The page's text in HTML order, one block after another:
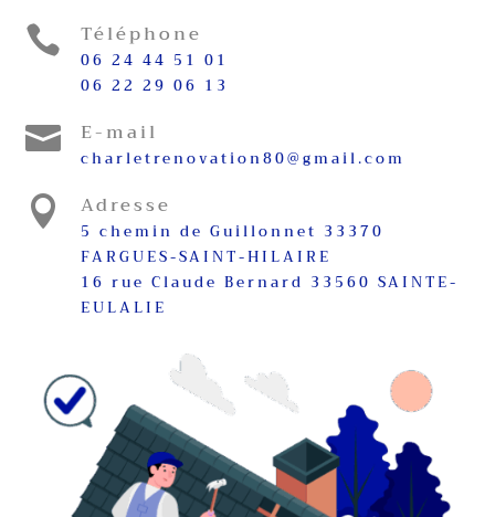
 Téléphone
06 24 44 51 01
06 22 29 06 13
 E-mail
charletrenovation80@gmail.com
 Adresse
5 chemin de Guillonnet 33370
FARGUES-SAINT-HILAIRE
16 rue Claude Bernard 33560 SAINTE-
EULALIE